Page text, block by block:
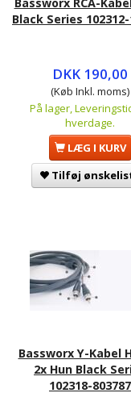
Black Series 102312-
DKK 190,00
(Køb Inkl. moms)
På lager,
hverdage.
LÆG I KURV
Tilføj
Bassworx Y-Kabel
2x Hun Black
102318-803787